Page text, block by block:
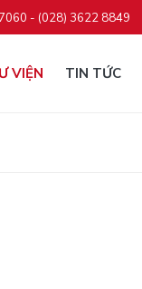
- (028) 3622 8849
VIỆN TIN TỨC